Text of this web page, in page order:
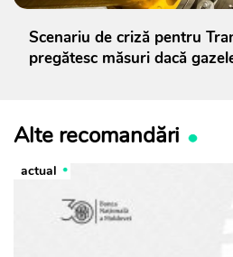
Scenariu de criză pentru
pregătesc măsuri dacă
Alte recomandări
actual